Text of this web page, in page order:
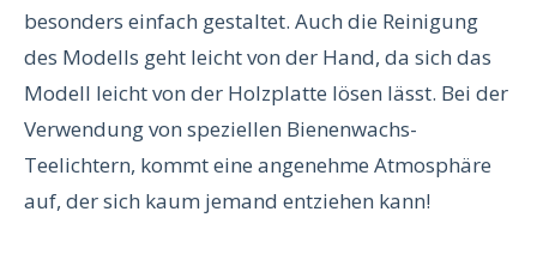
besonders einfach gestaltet. Auch die Reinigung
des Modells geht leicht von der Hand, da sich das
Modell leicht von der Holzplatte lösen lässt. Bei der
Verwendung von speziellen Bienenwachs-
Teelichtern, kommt eine angenehme Atmosphäre
auf, der sich kaum jemand entziehen kann!